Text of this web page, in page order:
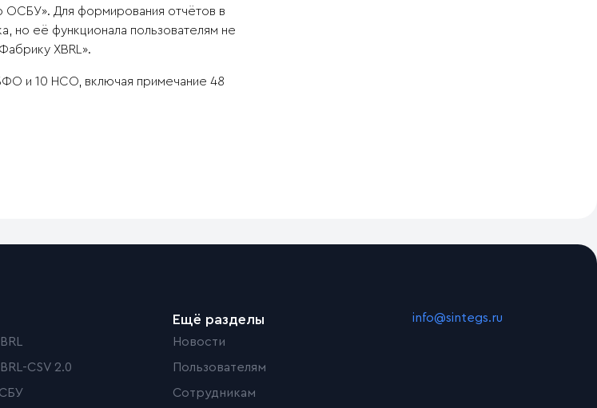
ОСБУ». Для формирования отчётов в
но её функционала пользователям не
XBRL».
и 10 НСО, включая примечание 48
CSV 2.0
Ещё разделы
Новости
Пользователям
Сотрудникам
info@sintegs.ru